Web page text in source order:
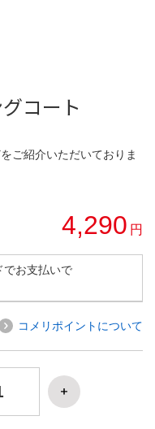
コート
ご紹介いただいておりま
4,290 円
でお支払いで
コメリポイントについて